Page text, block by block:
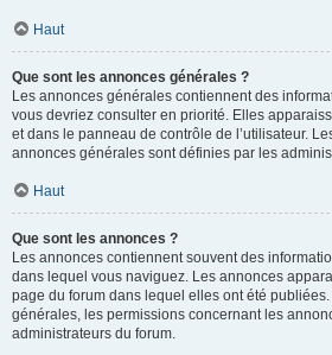
Haut
Que sont les annonces générales ?
Les annonces générales contiennent des
vous devriez consulter en priorité. Elles
et dans le panneau de contrôle de l’utilisateur.
annonces générales sont définies par les
Haut
Que sont les annonces ?
Les annonces contiennent souvent des
dans lequel vous naviguez. Les annonces
page du forum dans lequel elles ont été
générales, les permissions concernant les
administrateurs du forum.